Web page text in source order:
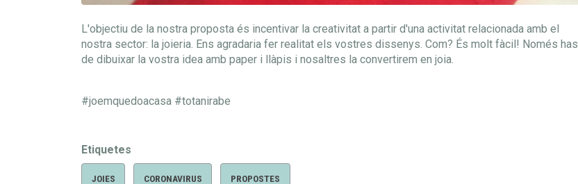
L'objectiu de la nostra proposta és incentivar la creativitat a partir d'una activitat relacionada amb el
nostra sector: la joieria. Ens agradaria fer realitat els vostres dissenys. Com? És molt fàcil! Només has
de dibuixar la vostra idea amb paper i llàpis i nosaltres la convertirem en joia.
#joemquedoacasa #totanirabe
Etiquetes
JOIES CORONAVIRUS PROPOSTES